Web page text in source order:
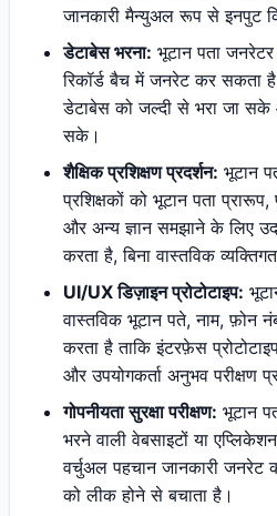
जानकारी मैन्युअल रूप से इनपुट
डेटाबेस भरना: भूटान पता
रिकॉर्ड बैच में जनरेट कर सकता है
डेटाबेस को जल्दी से भरा जा सके
सके।
शैक्षिक प्रशिक्षण प्रदर्शन: भूटान
प्रशिक्षकों को भूटान पता
और अन्य ज्ञान समझाने के लिए
करता है, बिना वास्तविक
UI/UX डिज़ाइन प्रोटोटाइप:
वास्तविक भूटान पते, नाम, फ़ोन
करता है ताकि इंटरफ़ेस
और उपयोगकर्ता अनुभव परीक्षण
गोपनीयता सुरक्षा परीक्षण: भूटान
भरने वाली वेबसाइटों या
वर्चुअल पहचान जानकारी जनरेट
को लीक होने से बचाता है।